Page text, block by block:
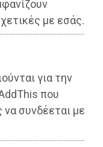
με εσάς.
για την
που
να συνδέεται με